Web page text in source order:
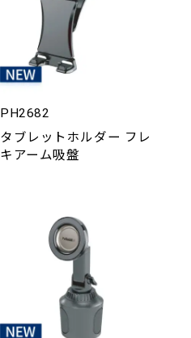
PH2682
タブレットホルダー フレ
キアーム吸盤